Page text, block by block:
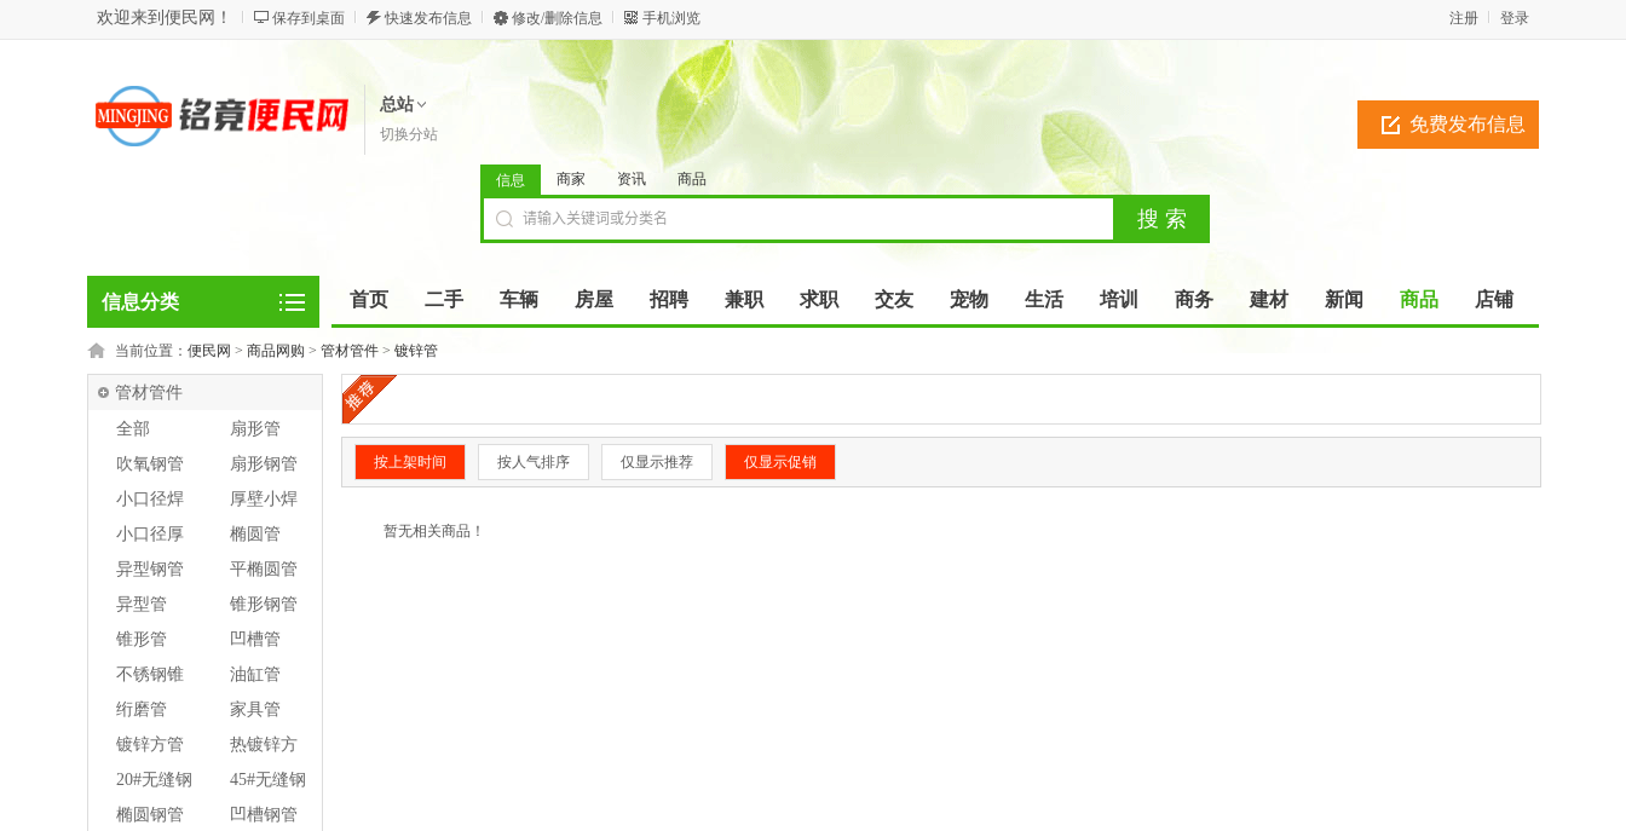
欢迎来到便民网！ 保存到桌面 快速发布信息 修改/删除信息 手机浏览 登录
注册
总站
切换分站 免费发布信息
信息 商家 资讯 商品
信息分类 首页 二手 车辆 房屋 招聘 兼职 求职 交友 宠物 生活 培训 商务 建材 新闻 商品 店铺
当前位置： 便民网 > 商品网购 > 管材管件 > 镀锌管
管材管件
全部
扇形管
吹氧钢管
扇形钢管
小口径焊
管
厚壁小焊
管
小口径厚
壁焊管
椭圆管
异型钢管
平椭圆管
异型管
锥形钢管
锥形管
凹槽管
不锈钢锥
形钢管
油缸管
绗磨管
家具管
镀锌方管
热镀锌方
管
20#无缝钢
管
45#无缝钢
管
椭圆钢管
凹槽钢管
按上架时间 按人气排序 仅显示推荐 仅显示促销
暂无相关商品！